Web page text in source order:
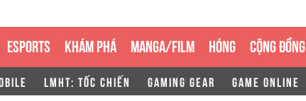
ESPORTS KHÁM PHÁ MANGA/FILM HÓNG CỘNG ĐỒNG
LMHT: TỐC CHIẾN GAMING GEAR GAME ONLINE